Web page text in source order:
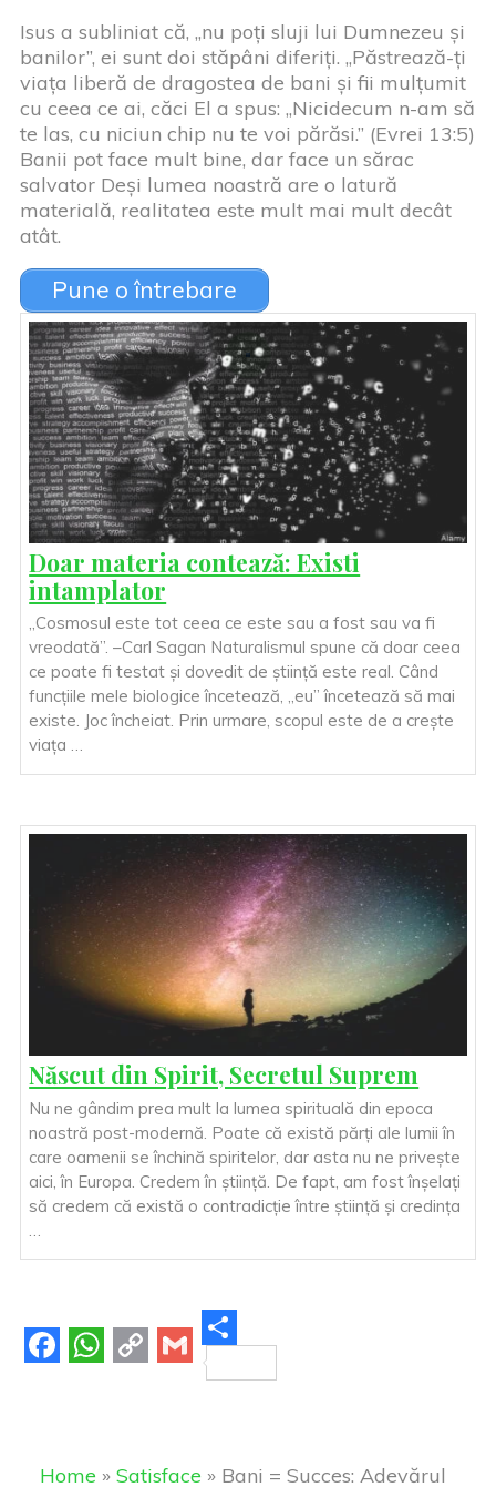
Isus a subliniat că, „nu poți sluji lui Dumnezeu și
banilor”, ei sunt doi stăpâni diferiți. „Păstrează-ți
viața liberă de dragostea de bani și fii mulțumit
cu ceea ce ai, căci El a spus: „Nicidecum n-am să
te las, cu niciun chip nu te voi părăsi.” (Evrei 13:5)
Banii pot face mult bine, dar face un sărac
salvator Deși lumea noastră are o latură
materială, realitatea este mult mai mult decât
atât.
Pune o întrebare
Doar materia contează: Existi
intamplator
„Cosmosul este tot ceea ce este sau a fost sau va fi
vreodată”. –Carl Sagan Naturalismul spune că doar ceea
ce poate fi testat și dovedit de știință este real. Când
funcțiile mele biologice încetează, „eu” încetează să mai
existe. Joc încheiat. Prin urmare, scopul este de a crește
viața …
Născut din Spirit, Secretul Suprem
Nu ne gândim prea mult la lumea spirituală din epoca
noastră post-modernă. Poate că există părți ale lumii în
care oamenii se închină spiritelor, dar asta nu ne privește
aici, în Europa. Credem în știință. De fapt, am fost înșelați
să credem că există o contradicție între știință și credința
S
r
Home » Satisface » Bani = Succes: Adevărul